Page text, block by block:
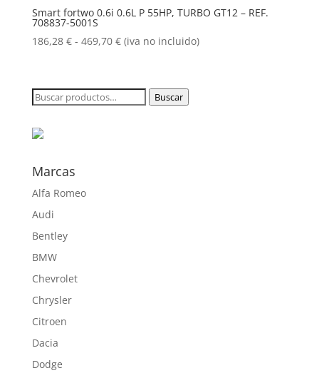
165,25 €
476,30 €
Smart fortwo 0.6i 0.6L P 55HP, TURBO GT12 – REF.
708837-5001S
186,28 € - 469,70 €Rango
desde
186,28 €
(iva no incluido)
Buscar
Buscar
Marcas
Alfa Romeo
Audi
Bentley
BMW
Chevrolet
Chrysler
Citroen
Dacia
Dodge